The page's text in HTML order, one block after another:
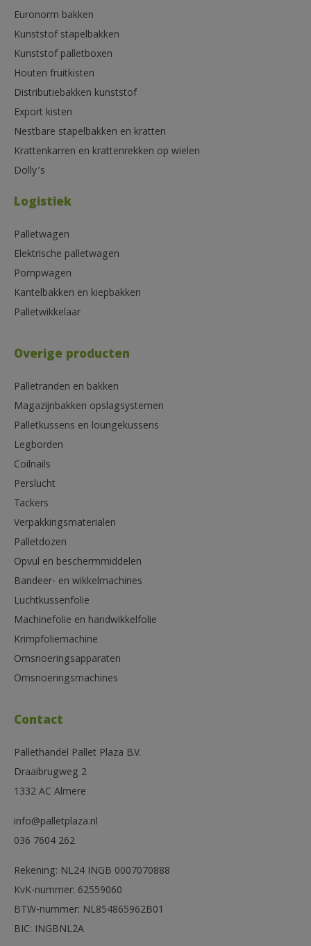
Euronorm bakken
Kunststof stapelbakken
Kunststof palletboxen
Houten fruitkisten
Distributiebakken kunststof
Export kisten
Nestbare stapelbakken en kratten
Krattenkarren en krattenrekken op wielen
Dolly’s
Logistiek
Palletwagen
Elektrische palletwagen
Pompwagen
Kantelbakken en kiepbakken
Palletwikkelaar
Overige producten
Palletranden en bakken
Magazijnbakken opslagsystemen
Palletkussens en loungekussens
Legborden
Coilnails
Perslucht
Tackers
Verpakkingsmaterialen
Palletdozen
Opvul en beschermmiddelen
Bandeer- en wikkelmachines
Luchtkussenfolie
Machinefolie en handwikkelfolie
Krimpfoliemachine
Omsnoeringsapparaten
Omsnoeringsmachines
Contact
Pallethandel Pallet Plaza B.V.
Draaibrugweg 2
1332 AC Almere
info@palletplaza.nl
036 7604 262
Rekening: NL24 INGB 0007070888
KvK-nummer: 62559060
BTW-nummer: NL854865962B01
BIC: INGBNL2A